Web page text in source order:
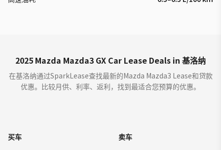
2025 Mazda Mazda3 GX Car Lease Deals in 基洛纳
在基洛纳通过SparkLease查找最新的Mazda Mazda3 Lease和贷款
优惠。比较月供、利率、返利，找到最适合您预算的优惠。
买车
卖车